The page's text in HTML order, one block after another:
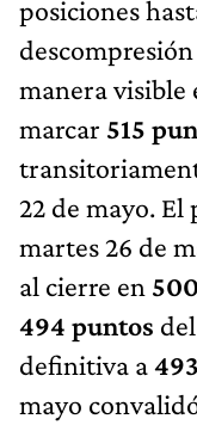
posiciones
manera visible
marcar 515
22 de mayo.
martes 26 de
al cierre en
494 puntos
definitiva a
mayo